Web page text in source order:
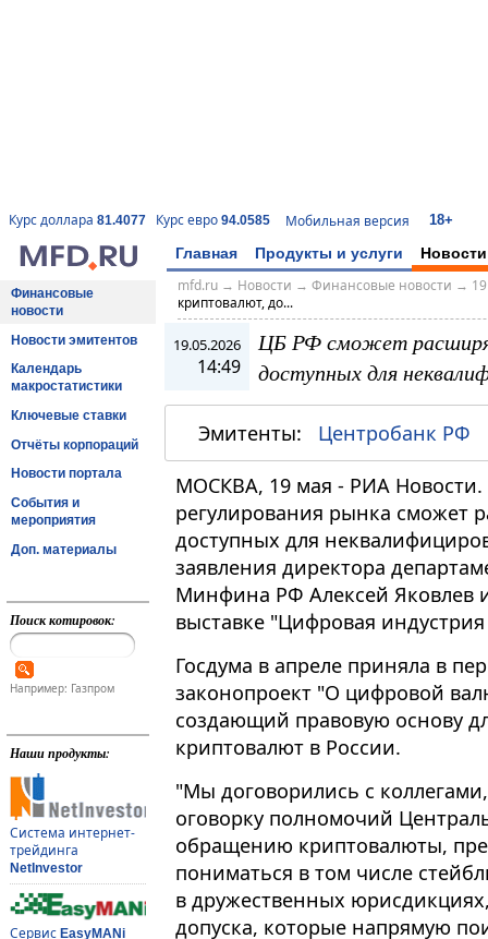
Курс доллара 81.4077 Курс евро 94.0585 Мобильная версия 18+
Главная Продукты и услуги Новости
Финансовые
новости
Новости эмитентов
Календарь
макростатистики
Ключевые ставки
Отчёты корпораций
Новости портала
События и
мероприятия
Доп. материалы
Поиск котировок:
Например: Газпром
Наши продукты:
Система интернет-
трейдинга
NetInvestor
Сервис EasyMANi
mfd.ru→ Новости → Финансовые новости →
криптовалют, до...
19.05.2026
14:49
ЦБ РФ сможет
доступных для
Эмитенты: Центробанк РФ
МОСКВА, 19 мая - РИА Новости.
регулирования рынка сможет
доступных для
заявления директора
Минфина РФ Алексей Яковлев
выставке "Цифровая
Госдума в апреле приняла в
законопроект "О цифровой
создающий правовую основу
криптовалют в России​​​.
"Мы договорились с
оговорку полномочий
обращению криптовалюты,
пониматься в том числе
в дружественных
допуска, которые напрямую